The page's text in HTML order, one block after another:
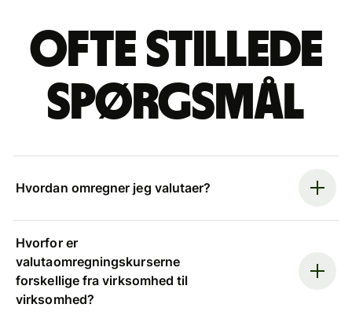
Ofte stillede
spørgsmål
Hvordan omregner jeg valutaer?
Hvorfor er
valutaomregningskurserne
forskellige fra virksomhed til
virksomhed?